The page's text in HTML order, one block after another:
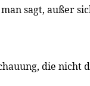
sagt, außer
die nicht